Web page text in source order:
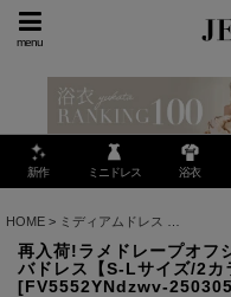
menu
新作 ミニドレス 浴衣
HOME > ミディアムドレス
再入荷!ラメドレープオフ
バドレス【S-Lサイズ/2
[FV5552YNdzwv-